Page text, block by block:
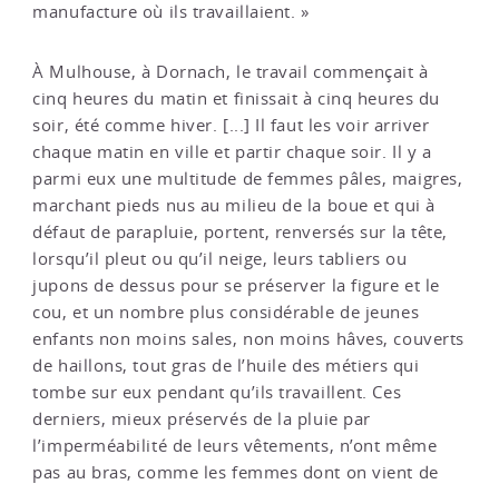
manufacture où ils travaillaient. »
À Mulhouse, à Dornach, le travail commençait à
cinq heures du matin et finissait à cinq heures du
soir, été comme hiver. [...] Il faut les voir arriver
chaque matin en ville et partir chaque soir. Il y a
parmi eux une multitude de femmes pâles, maigres,
marchant pieds nus au milieu de la boue et qui à
défaut de parapluie, portent, renversés sur la tête,
lorsqu’il pleut ou qu’il neige, leurs tabliers ou
jupons de dessus pour se préserver la figure et le
cou, et un nombre plus considérable de jeunes
enfants non moins sales, non moins hâves, couverts
de haillons, tout gras de l’huile des métiers qui
tombe sur eux pendant qu’ils travaillent. Ces
derniers, mieux préservés de la pluie par
l’imperméabilité de leurs vêtements, n’ont même
pas au bras, comme les femmes dont on vient de